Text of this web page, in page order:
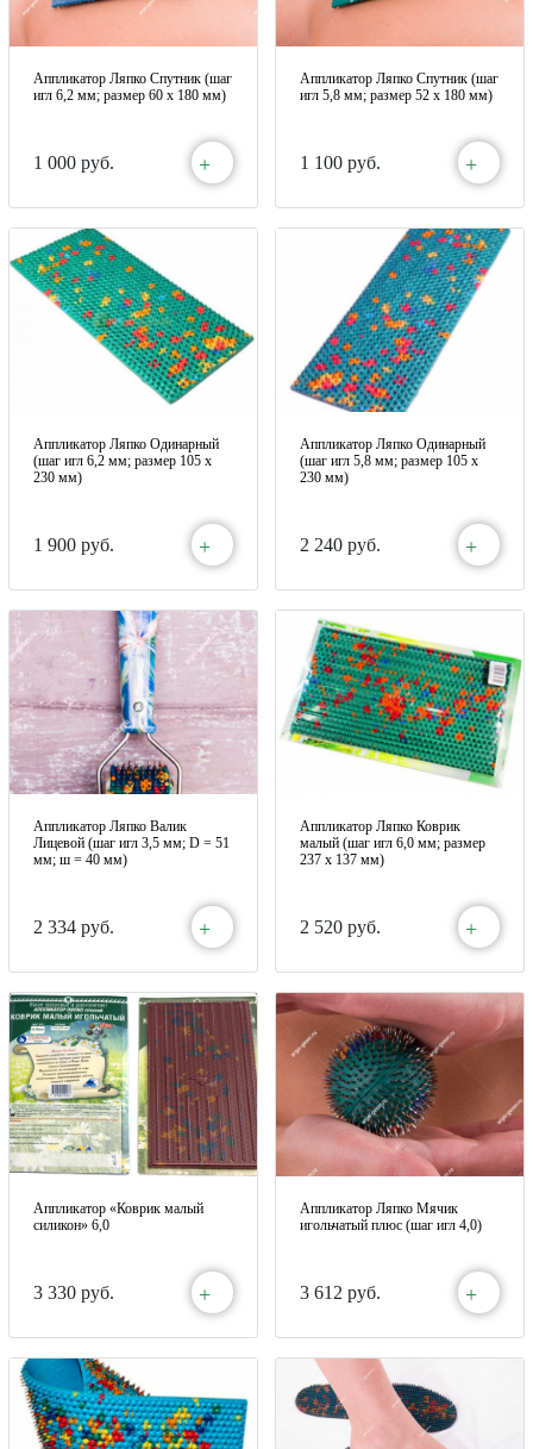
Аппликатор Ляпко Спутник (шаг
игл 6,2 мм; размер 60 х 180 мм)
1 000 руб. +
Аппликатор Ляпко Спутник (шаг
игл 5,8 мм; размер 52 х 180 мм)
1 100 руб. +
Аппликатор Ляпко Одинарный
(шаг игл 6,2 мм; размер 105 х
230 мм)
1 900 руб. +
Аппликатор Ляпко Одинарный
(шаг игл 5,8 мм; размер 105 х
230 мм)
2 240 руб. +
Аппликатор Ляпко Валик
Лицевой (шаг игл 3,5 мм; D = 51
мм; ш = 40 мм)
2 334 руб. +
Аппликатор Ляпко Коврик
малый (шаг игл 6,0 мм; размер
237 х 137 мм)
2 520 руб. +
Аппликатор «Коврик малый
силикон» 6,0
3 330 руб. +
Аппликатор Ляпко Мячик
игольчатый плюс (шаг игл 4,0)
3 612 руб. +